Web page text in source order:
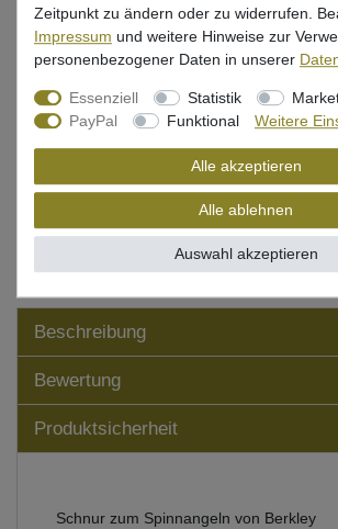
Lieferzeit 1-3 Tage (Deutschland); 3-7 Tage
Informationen zur Berechnung des Liefertermins
Beschreibung
Bewertung
Produktsicherheit
Schnur zum Spinnangeln von Berkley
Zeitpunkt zu ändern oder zu widerrufen.
Impressum und weitere Hinweise zur
personenbezogener Daten in unserer
Essenziell Statistik
PayPal
Funktional Weitere
Alle akzeptieren
Alle ablehnen
Auswahl akzeptieren